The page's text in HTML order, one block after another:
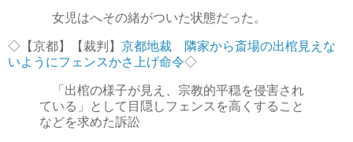
女児はへその緒がついた状態だった。
◇【京都】【裁判】 京都地裁 隣家から斎場の出棺見えな
いようにフェンスかさ上げ命令◇
「出棺の様子が見え、宗教的平穏を侵害され
ている」として目隠しフェンスを高くすること
などを求めた訴訟